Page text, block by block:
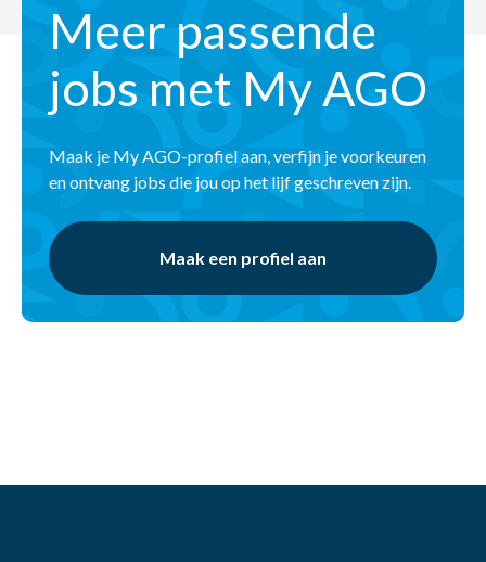
Meer passende
jobs met My AGO
Maak je My AGO-profiel aan, verfijn je voorkeuren
en ontvang jobs die jou op het lijf geschreven zijn.
Maak een profiel aan